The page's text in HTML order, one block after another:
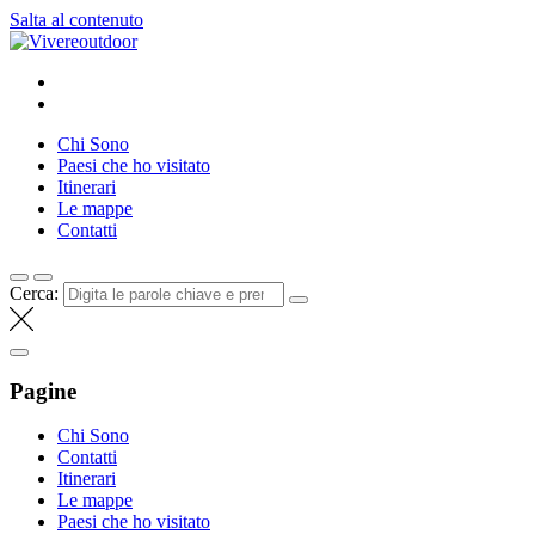
Salta al contenuto
Vivereoutdoor
Make every day an adventure
Chi Sono
Paesi che ho visitato
Itinerari
Le mappe
Contatti
Cerca:
Pagine
Chi Sono
Contatti
Itinerari
Le mappe
Paesi che ho visitato